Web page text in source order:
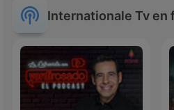
Internationale Tv en